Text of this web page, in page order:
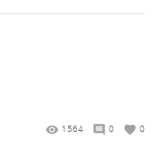
1564 0 0